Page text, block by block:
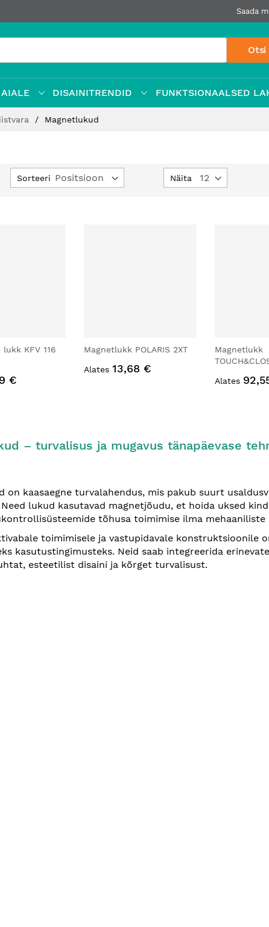
Saada
Otsi
DISAINITRENDID FUNKTSIONAALSED
Magnetlukud
Sorteeri Näita
KFV 116
€
Magnetlukk POLARIS 2XT
Alates 13,68 €
Magnetlukk
Alates
– turvalisus ja mugavus tänapäevase
on kaasaegne turvalahendus, mis pakub suurt
lukud kasutavad magnetjõudu, et hoida uksed
tõhusa toimimise ilma
toimimisele ja vastupidavale konstruktsioonile
kasutustingimusteks. Neid saab integreerida
esteetilist disaini ja kõrget turvalisust.